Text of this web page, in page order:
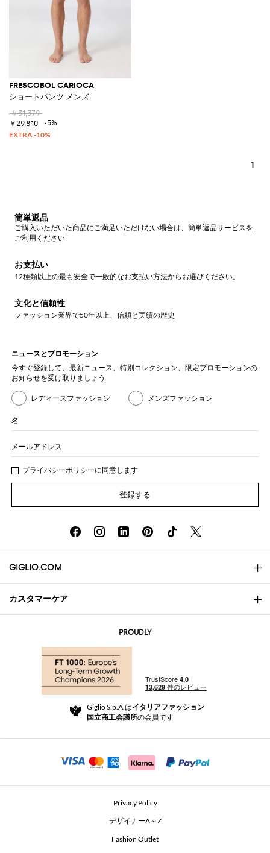
FRESCOBOL CARIOCA
ショートパンツ メンズ
￥31,379
￥29,810
-5%
1
簡単返品
ご購入いただいた商品にご満足いただけない場合は、簡単返品サービスを
ご利用ください
お支払い
12種類以上の最も安全で一般的なお支払い方法からお選びください。
文化と信頼性
ファッション業界で50年以上、信頼と実績の歴史
ニュースとプロモーション
今すぐ登録して、最新ニュース、特別コレクション、限定プロモーションの
お知らせを受け取りましょう
レディースファッション メンズファッション
名
メールアドレス
プライバシーポリシーに同意します
登録する
GIGLIO.COM
会社概要
Community Store
Beauty Seekers VIP Club
カスタマーケア
返品と返金
For a safe shopping experience
Security Communication
PROUDLY
Giglio S.p.A.はイタリアファッション
国立商工会議所の会員です
Privacy Policy
デザイナーA～Z
Fashion Outlet